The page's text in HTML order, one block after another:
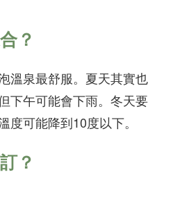
？
溫泉最舒服。夏天其實也
下午可能會下雨。冬天要
度可能降到10度以下。
？